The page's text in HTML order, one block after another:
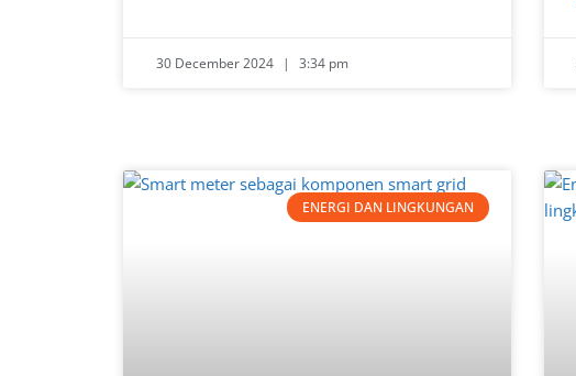
30 December 2024 3:34 pm
ENERGI DAN LINGKUNGAN